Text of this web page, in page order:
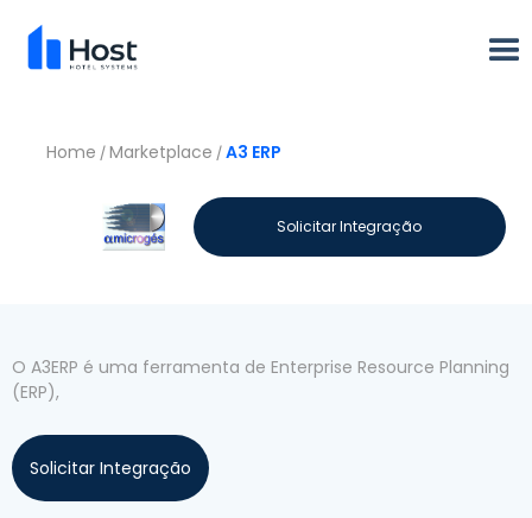
Home / Marketplace / A3 ERP
Solicitar Integração
Vamos conhecer a
O A3ERP é uma ferramenta de Enterprise Resource Planning
(ERP),
Solicitar Integração